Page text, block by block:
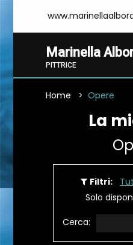
Marinella
PITTRICE
Home Opere
La
Filtri:
Solo
Cerca: